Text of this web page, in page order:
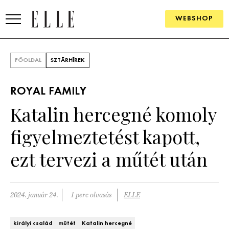
WEBSHOP
SZÉPSÉG
KULTÚRA
ÉLETMÓD
PÁRKAPCSOLAT
FŐOLDAL SZTÁRHÍREK
ROYAL FAMILY
Katalin hercegné komoly
figyelmeztetést kapott,
ezt tervezi a műtét után
2024. január 24. 1 perc olvasás ELLE
királyi család műtét Katalin hercegné